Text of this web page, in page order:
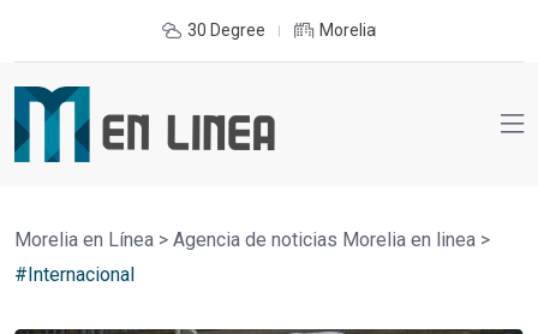
30 Degree Morelia
Morelia en Línea > Agencia de noticias Morelia en linea >
#Internacional